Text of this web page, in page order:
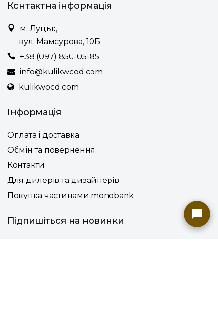
Контактна інформація
м. Луцьк,
вул. Мамсурова, 10Б
+38 (097) 850-05-85
info@kulikwood.com
kulikwood.com
Інформація
Оплата і доставка
Обмін та повернення
Контакти
Для дилерів та дизайнерів
Покупка частинами monobank
Підпишіться на новинки